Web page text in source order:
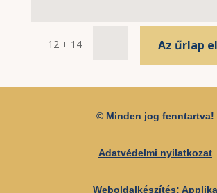
12 + 14 = Az űrlap
© Minden jog fenntartva!
Adatvédelmi nyilatkozat
Weboldalkészítés: Applika